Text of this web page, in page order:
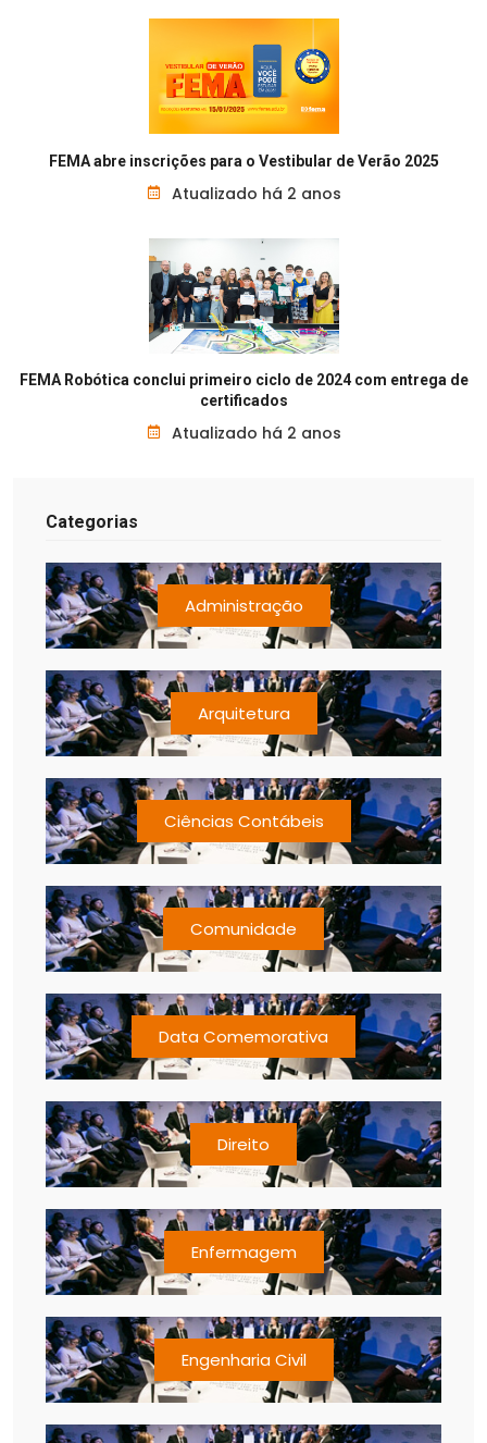
FEMA abre inscrições para o Vestibular de Verão 2025
Atualizado há 2 anos
FEMA Robótica conclui primeiro ciclo de 2024 com entrega de
certificados
Atualizado há 2 anos
Categorias
Administração
Arquitetura
Ciências Contábeis
Comunidade
Data Comemorativa
Direito
Enfermagem
Engenharia Civil